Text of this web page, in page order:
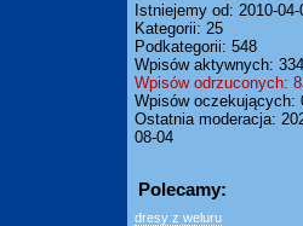
Istniejemy od: 2010-04-
Kategorii: 25
Podkategorii: 548
Wpisów aktywnych:
Wpisów odrzuconych:
Wpisów oczekujących:
Ostatnia moderacja:
08-04
Polecamy:
dresy z weluru